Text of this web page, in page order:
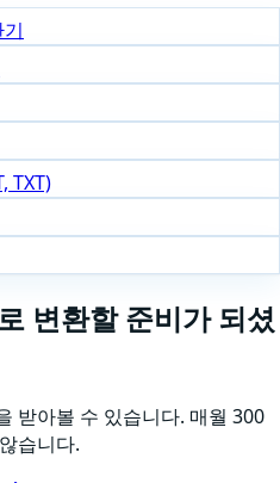
TXT)
변환할 준비가 되셨
받아볼 수 있습니다. 매월 300
습니다.